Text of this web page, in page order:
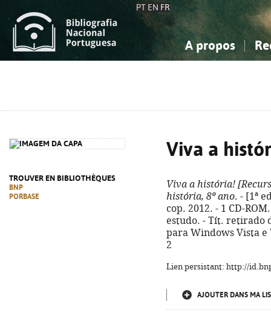
PT EN FR
A propos
TROUVER EN BIBLIOTHÈQUES
BNP
PORBASE
Viva a
Viva a história!
história, 8º ano. - [1ª
cop. 2012. - 1 CD-
estudo. - Tít. retirado
para Windows Vista e
2
Lien persistant: http://
AJOUTER DANS MA